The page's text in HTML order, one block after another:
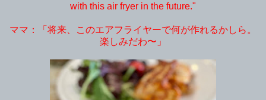
with this air fryer in the future."
ママ：「将来、このエアフライヤーで何が作れるかしら。
楽しみだわ〜」